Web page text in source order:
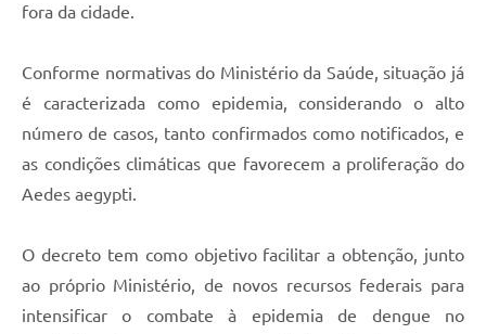
fora da cidade.
Conforme normativas do Ministério da Saúde, situação já
é caracterizada como epidemia, considerando o alto
número de casos, tanto confirmados como notificados, e
as condições climáticas que favorecem a proliferação do
Aedes aegypti.
O decreto tem como objetivo facilitar a obtenção, junto
ao próprio Ministério, de novos recursos federais para
intensificar o combate à epidemia de dengue no